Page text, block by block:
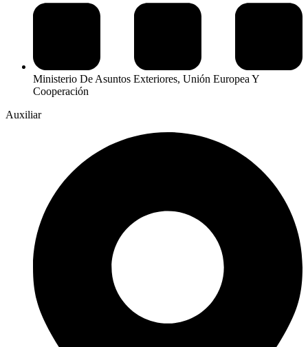
Ministerio De Asuntos Exteriores, Unión Europea Y
Cooperación
Auxiliar